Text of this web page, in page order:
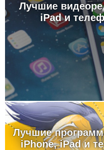
Лучшие
iPad и
Лучшие
iPhone, iPad и